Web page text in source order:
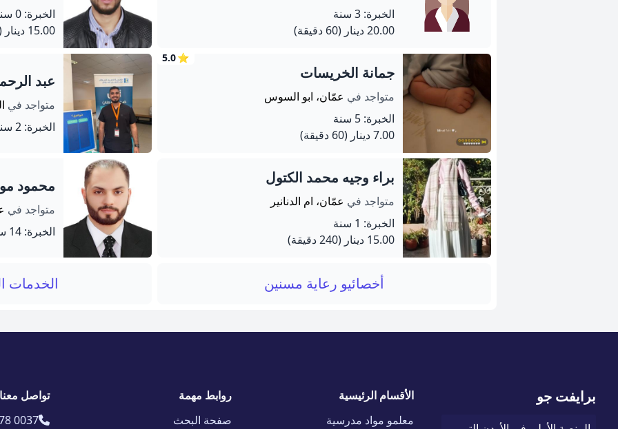
الخبرة: 3 سنة
20.00 دينار
(60 دقيقة)
الخبرة: 0 سنة
15.00 دينار
(60
⭐
5.0
جمانة الخريسات
متواجد في عمّان، ابو السوس
الخبرة: 5 سنة
7.00 دينار
(60 دقيقة)
عبد
متواجد في
الخبرة: 2 سنة
براء وجيه محمد الكتول
متواجد في عمّان، ام الدنانير
الخبرة: 1 سنة
15.00 دينار
(240 دقيقة)
محمود
متواجد في
الخبرة: 14 سنة
أخصائيو رعاية مسنين الخدمات
برايفت جو
الأقسام الرئيسية
معلمو مواد مدرسية
روابط مهمة
صفحة البحث
تواصل معنا
0037